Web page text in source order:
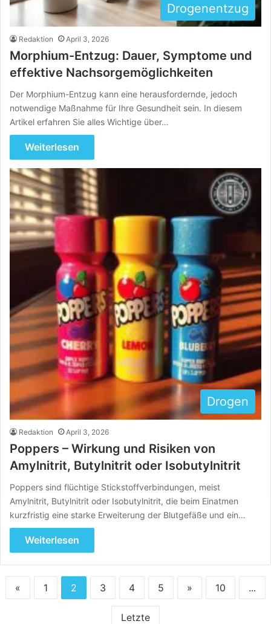
Drogenentzug
Redaktion April 3, 2026
Morphium-Entzug: Dauer, Symptome und
effektive Nachsorgemöglichkeiten
Der Morphium-Entzug kann eine herausfordernde, jedoch
notwendige Maßnahme für Ihre Gesundheit sein. In diesem
Artikel erfahren Sie alles Wichtige über…
Weiterlesen
Drogen
Redaktion April 3, 2026
Poppers – Wirkung und Risiken von
Amylnitrit, Butylnitrit oder Isobutylnitrit
Poppers sind flüchtige Stickstoffverbindungen, meist
Amylnitrit, Butylnitrit oder Isobutylnitrit, die beim Einatmen
kurzfristig eine starke Erweiterung der Blutgefäße und ein…
Weiterlesen
« 1 2 3 4 5 » 10 ...
Letzte